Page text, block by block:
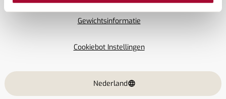
Gewichtsinformatie
Cookiebot Instellingen
Nederland